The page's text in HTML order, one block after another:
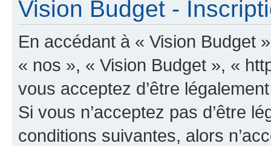
Vision Budget -
En accédant à « Vision Budget
« nos », « Vision Budget », «
vous acceptez d’être
Si vous n’acceptez pas d’être
conditions suivantes, alors